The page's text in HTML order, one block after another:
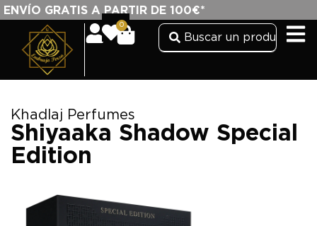
ENVÍO GRATIS A PARTIR DE 100€*
0
Khadlaj Perfumes
Shiyaaka Shadow Special
Edition